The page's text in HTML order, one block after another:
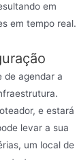
em
em tempo real.
de agendar a
e estará
levar a sua
um local de